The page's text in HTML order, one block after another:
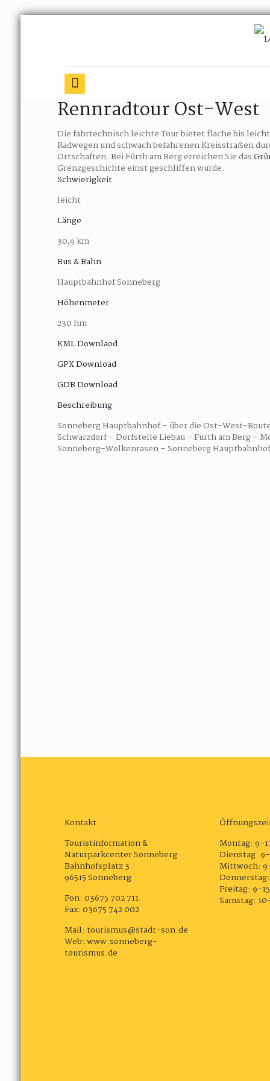
Rennradtour Ost-West
Die fahrtechnisch leichte Tour bietet flache bis
Radwegen und schwach befahrenen Kreisstraßen
Ortschaften. Bei Fürth am Berg erreichen Sie das
Grenzgeschichte einst geschliffen wurde.
Schwierigkeit
leicht
Länge
30,9 km
Bus & Bahn
Hauptbahnhof Sonneberg
Höhenmeter
230 hm
KML Downlaod
GPX Download
GDB Download
Beschreibung
Sonneberg Hauptbahnhof – über die Ost-West-
Schwärzdorf – Dorfstelle Liebau – Fürth am Berg –
Sonneberg-Wolkenrasen – Sonneberg Hauptbahnhof
Kontakt
Touristinformation &
Naturparkcenter Sonneberg
Bahnhofsplatz 3
96515 Sonneberg
Fon: 03675 702 711
Fax: 03675 742 002
Mail: tourismus@stadt-son.de
Web: www.sonneberg-
tourismus.de
Montag: 9-
Dienstag:
Mittwoch:
Freitag: 9-
Samstag: